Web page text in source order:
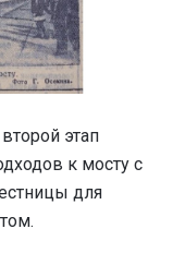
этап
к мосту с
для